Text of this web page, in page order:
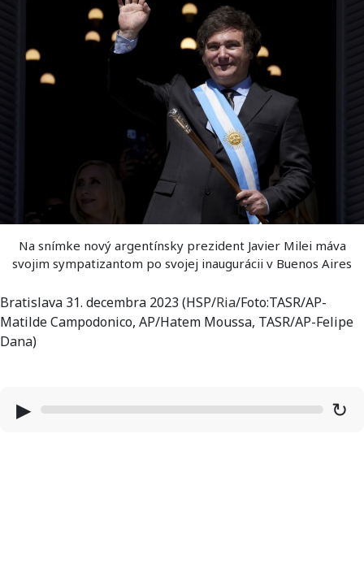
Na snímke nový argentínsky prezident Javier Milei máva
svojim sympatizantom po svojej inaugurácii v Buenos Aires
Bratislava 31. decembra 2023 (HSP/Ria/Foto:TASR/AP-
Matilde Campodonico, AP/Hatem Moussa, TASR/AP-Felipe
Dana)
▶ ↻